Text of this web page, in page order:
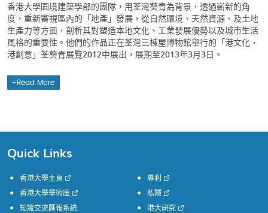
香港大學園境建築學部的團隊，用荃灣葵青為背景，透過嶄新的角
度，重新審視區內的「地產」發展，從自然環境、天然資源、及土地
生產力等方面，剖析其對塑造本地文化、工業發展優勢以及城市生活
風格的重要性。他們的作品正在荃灣三棟屋博物館舉行的「港文化‧
港創意」荃葵青展覽2012中展出，展期至2013年3月3日。
Read More
Quick Links
香港大學主頁
香港大學學術庫
知識交流匯報系統
專利
私隱
港大研究